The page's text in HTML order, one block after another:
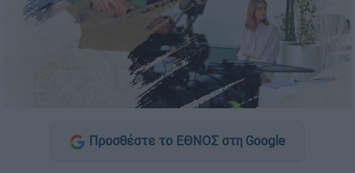
Προσθέστε το ΕΘΝΟΣ στη Google